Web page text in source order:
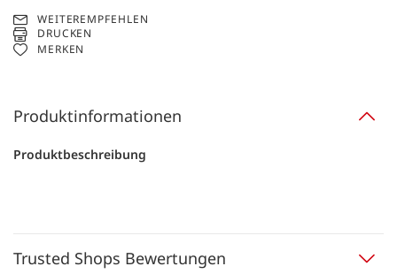
WEITEREMPFEHLEN
DRUCKEN
MERKEN
Produktinformationen
Produktbeschreibung
Trusted Shops Bewertungen